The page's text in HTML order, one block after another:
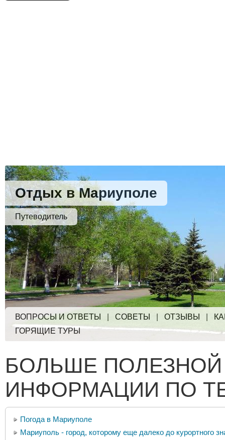
Отдых в Мариуполе
Путеводитель
ВОПРОСЫ И ОТВЕТЫ СОВЕТЫ ОТЗЫВЫ
ГОРЯЩИЕ ТУРЫ
БОЛЬШЕ ПОЛЕЗНОЙ
ИНФОРМАЦИИ ПО
Погода в Мариуполе
Мариуполь - город, которому еще далеко до курортного